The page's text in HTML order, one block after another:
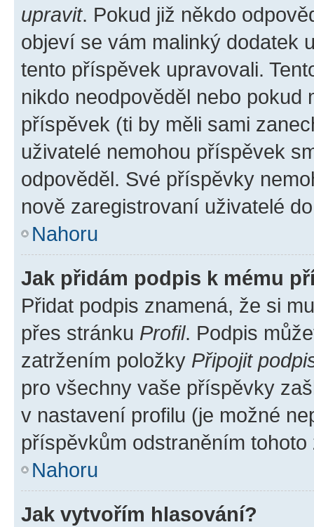
upravit. Pokud již někdo
objeví se vám malinký dodatek
tento příspěvek upravovali.
nikdo neodpověděl nebo pokud
příspěvek (ti by měli sami
uživatelé nemohou příspěvek
odpověděl. Své příspěvky
nově zaregistrovaní uživatelé
Nahoru
Jak přidám podpis k mému
Přidat podpis znamená, že si
přes stránku Profil. Podpis
zatržením položky Připojit
pro všechny vaše příspěvky
v nastavení profilu (je možné
příspěvkům odstraněním
Nahoru
Jak vytvořím hlasování?